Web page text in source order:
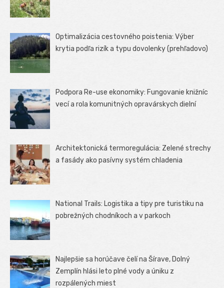
Optimalizácia cestovného poistenia: Výber
krytia podľa rizík a typu dovolenky (prehľadovo)
Podpora Re-use ekonomiky: Fungovanie knižníc
vecí a rola komunitných opravárskych dielní
Architektonická termoregulácia: Zelené strechy
a fasády ako pasívny systém chladenia
National Trails: Logistika a tipy pre turistiku na
pobrežných chodníkoch a v parkoch
Najlepšie sa horúčave čelí na Šírave, Dolný
Zemplín hlási leto plné vody a úniku z
rozpálených miest